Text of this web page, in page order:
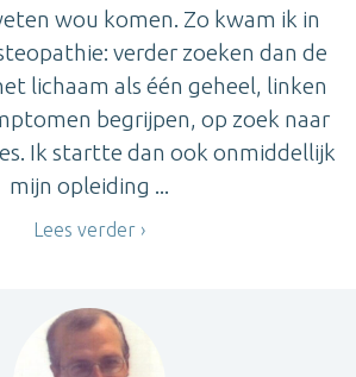
wou komen. Zo kwam ik in
verder zoeken dan de
lichaam als één geheel, linken
begrijpen, op zoek naar
Ik startte dan ook onmiddellijk
mijn opleiding ...
Lees verder